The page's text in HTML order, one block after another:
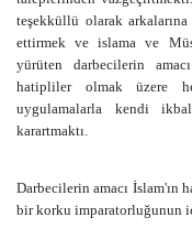
teşekküllü olarak
ettirmek ve islama ve
yürüten darbecilerin
hatipliler olmak üzere
uygulamalarla kendi
karartmaktı.
Darbecilerin amacı İslam'ın
bir korku imparatorluğunun